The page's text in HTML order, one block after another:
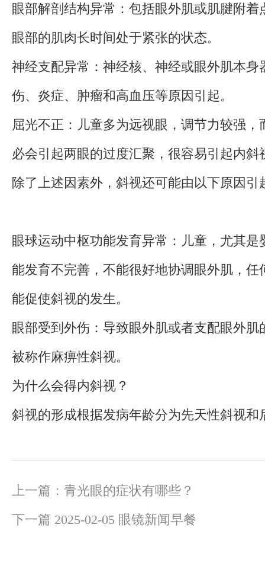
眼部解剖结构异常：包括眼外肌或肌腱附着
眼部的肌肉长时间处于紧张的状态。
神经支配异常：神经核、神经或眼外肌本身
伤、炎症、肿瘤和高血压等原因引起。
屈光不正：儿童多为远视眼，调节力较强，
必会引起两眼的过度汇聚，很容易引起内斜
除了上述因素外，斜视还可能由以下原因引
眼球运动中枢功能发育异常：儿童，尤其是
能发育不完善，不能很好地协调眼外肌，任
能促使斜视的发生。
眼部受到外伤：导致眼外肌或者支配眼外肌
被称作麻痹性斜视。
为什么会得内斜视？
斜视的形成根据发病年龄分为先天性斜视和
上一篇： 青光眼的症状有哪些？
下一篇 2025-02-05 眼镜新闻早餐